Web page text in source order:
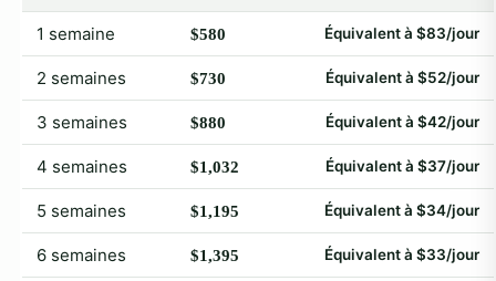
1 semaine $580 Équivalent à $83/jour
2 semaines $730 Équivalent à $52/jour
3 semaines $880 Équivalent à $42/jour
4 semaines $1,032 Équivalent à $37/jour
5 semaines $1,195 Équivalent à $34/jour
6 semaines $1,395 Équivalent à $33/jour